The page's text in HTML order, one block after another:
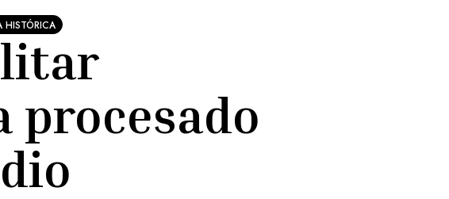
HISTÓRICA